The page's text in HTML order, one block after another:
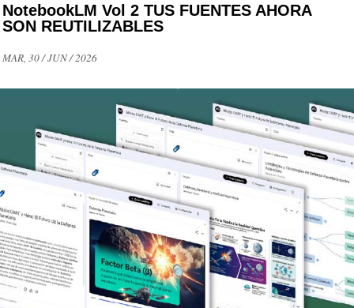
NotebookLM Vol 2 TUS FUENTES AHORA
SON REUTILIZABLES
MAR, 30 / JUN / 2026